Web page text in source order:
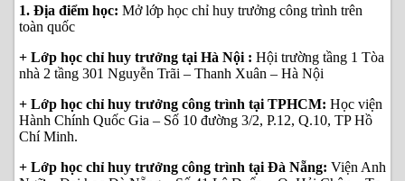
1. Địa điểm học: Mở lớp học chỉ huy trưởng công trình trên
toàn quốc
+ Lớp học chỉ huy trưởng tại Hà Nội : Hội trường tầng 1 Tòa
nhà 2 tầng 301 Nguyễn Trãi – Thanh Xuân – Hà Nội
+ Lớp học chỉ huy trưởng công trình tại TPHCM: Học viện
Hành Chính Quốc Gia – Số 10 đường 3/2, P.12, Q.10, TP Hồ
Chí Minh.
+ Lớp học chỉ huy trưởng công trình tại Đà Nẵng: Viện Anh